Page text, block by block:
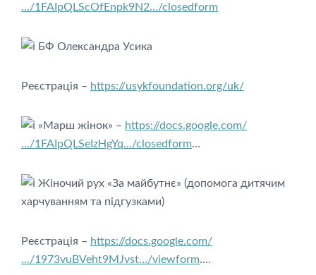
…/1FAIpQLScOfEnpk9N2…/closedform
БФ Олександра Усика
Реєстрація – https://usykfoundation.org/uk/
«Марш жінок» – https://docs.google.com/
…/1FAIpQLSeIzHgYq…/closedform…
Жіночий рух «За майбутнє» (допомога дитячим
харчуванням та підгузками)
Реєстрація – https://docs.google.com/
…/1973vuBVeht9MJvst…/viewform….